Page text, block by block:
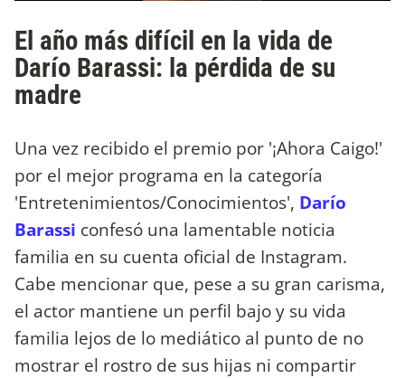
El año más difícil en la vida de
Darío Barassi: la pérdida de su
madre
Una vez recibido el premio por '¡Ahora Caigo!'
por el mejor programa en la categoría
'Entretenimientos/Conocimientos', Darío
Barassi confesó una lamentable noticia
familia en su cuenta oficial de Instagram.
Cabe mencionar que, pese a su gran carisma,
el actor mantiene un perfil bajo y su vida
familia lejos de lo mediático al punto de no
mostrar el rostro de sus hijas ni compartir